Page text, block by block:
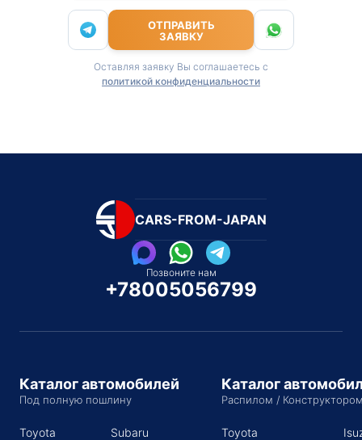
ОТПРАВИТЬ
ЗАЯВКУ
Оставляя заявку Вы соглашаетесь с
политикой конфиденциальности
CARS-FROM-JAPAN
Позвоните нам
+78005056799
Каталог автомобилей
Под полную пошлину
Toyota
Subaru
Каталог
Распилом /
Toyota